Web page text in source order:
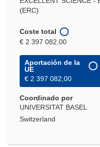
(ERC)
Coste total
€ 2 397 082,00
Aportación de la
UE
€ 2 397 082,00
Coordinado por
UNIVERSITAT BASEL
Switzerland